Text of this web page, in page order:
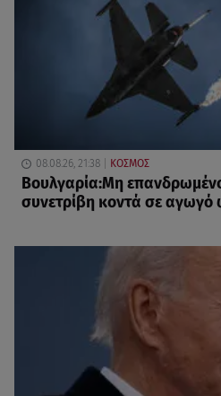
08.08.26, 21:38 ΚΟΣΜΟΣ
Βουλγαρία:Μη
συνετρίβη κοντά σε αγωγό